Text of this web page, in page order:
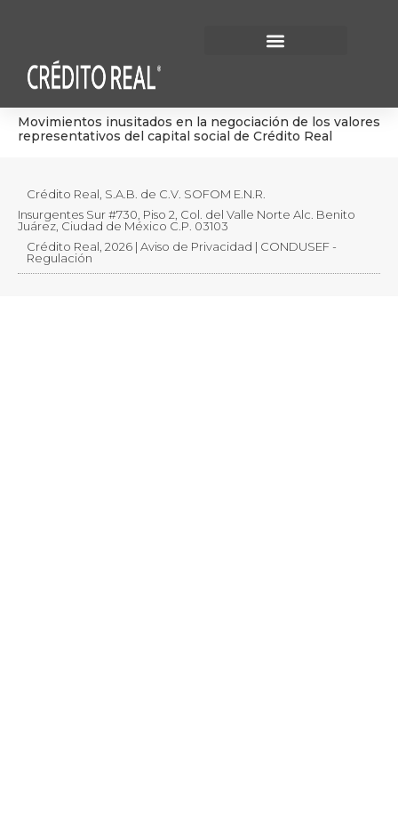
Movimientos inusitados en la negociación de los valores
representativos del capital social de Crédito Real
Crédito Real, S.A.B. de C.V. SOFOM E.N.R.
Insurgentes Sur #730, Piso 2, Col. del Valle Norte Alc. Benito
Juárez, Ciudad de México C.P. 03103
Crédito Real, 2026 | Aviso de Privacidad | CONDUSEF -
Regulación